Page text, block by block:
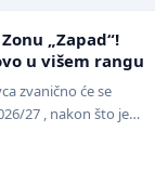
„Zapad“!
u višem rangu
zvanično će se
27 , nakon što je